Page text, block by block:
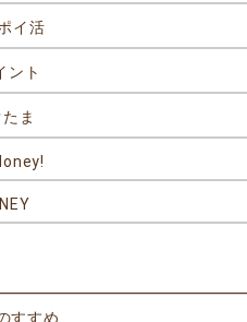
イ活
ント
ま
すすめ